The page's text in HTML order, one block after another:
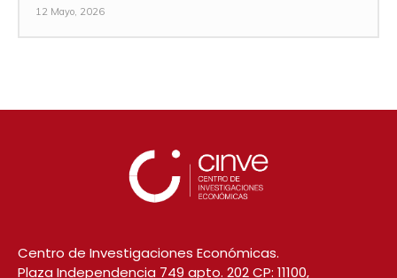
12 Mayo, 2026
Centro de Investigaciones Económicas.
Plaza Independencia 749 apto. 202 CP: 11100,